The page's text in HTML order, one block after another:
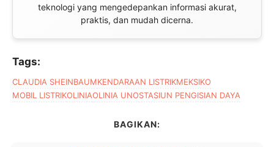
teknologi yang mengedepankan informasi akurat,
praktis, dan mudah dicerna.
Tags:
CLAUDIA SHEINBAUMKENDARAAN LISTRIKMEKSIKO
MOBIL LISTRIKOLINIAOLINIA UNOSTASIUN PENGISIAN DAYA
BAGIKAN: